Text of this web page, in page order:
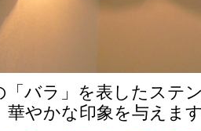
「バラ」を表したステ
華やかな印象を与えま